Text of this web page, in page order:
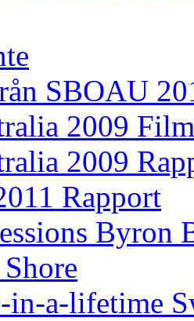
SBOAU
2009 Film
2009
Rapport
Byron
in-a-lifetime